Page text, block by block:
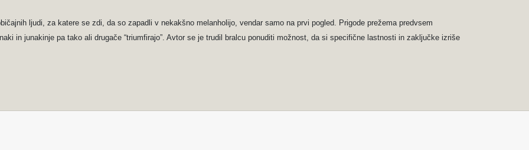
ljudi, za katere se zdi, da so zapadli v nekakšno melanholijo, vendar samo na prvi pogled. Prigode prežema predvsem
in junakinje pa tako ali drugače “triumfirajo”. Avtor se je trudil bralcu ponuditi možnost, da si specifične lastnosti in zaključke izriše